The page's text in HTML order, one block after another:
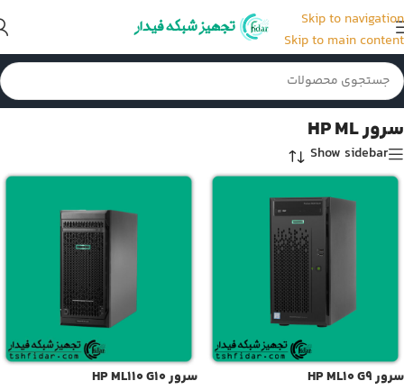
Skip to navigation
Skip to main content
خانه/سرور HP ML
سرور HP ML
Show sidebar
سرور HP ML10 G9
سرور HP ML110 G10